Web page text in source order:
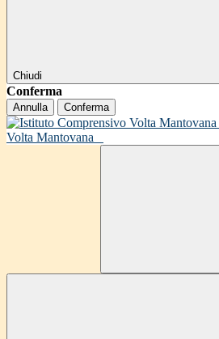
Chiudi
Conferma
Annulla Conferma
Volta Mantovana